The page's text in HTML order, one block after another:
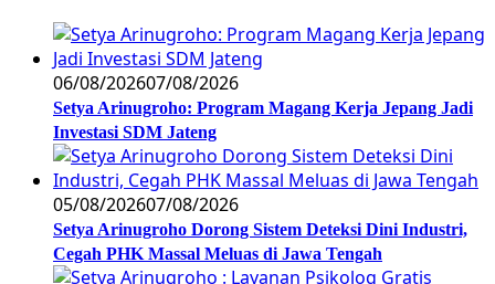
06/08/202607/08/2026
Setya Arinugroho: Program Magang Kerja Jepang Jadi
Investasi SDM Jateng
05/08/202607/08/2026
Setya Arinugroho Dorong Sistem Deteksi Dini Industri,
Cegah PHK Massal Meluas di Jawa Tengah